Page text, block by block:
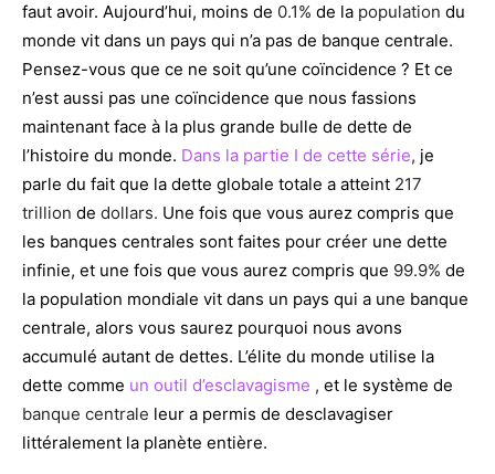
faut avoir. Aujourd’hui, moins de 0.1% de la population du
monde vit dans un pays qui n’a pas de banque centrale.
Pensez-vous que ce ne soit qu’une coïncidence ? Et ce
n’est aussi pas une coïncidence que nous fassions
maintenant face à la plus grande bulle de dette de
l’histoire du monde. Dans la partie I de cette série, je
parle du fait que la dette globale totale a atteint 217
trillion de dollars. Une fois que vous aurez compris que
les banques centrales sont faites pour créer une dette
infinie, et une fois que vous aurez compris que 99.9% de
la population mondiale vit dans un pays qui a une banque
centrale, alors vous saurez pourquoi nous avons
accumulé autant de dettes. L’élite du monde utilise la
dette comme un outil d’esclavagisme , et le système de
banque centrale leur a permis de desclavagiser
littéralement la planète entière.